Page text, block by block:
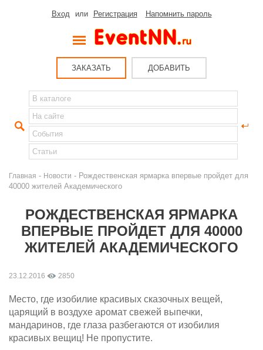
Вход или Регистрация Напомнить пароль
ЗАКАЗАТЬ ДОБАВИТЬ
Главная - Новости - Рождественская ярмарка впервые пройдет для
40000 жителей Академического
РОЖДЕСТВЕНСКАЯ ЯРМАРКА
ВПЕРВЫЕ ПРОЙДЕТ ДЛЯ 40000
ЖИТЕЛЕЙ АКАДЕМИЧЕСКОГО
23.12.2016 2850
Место, где изобилие красивых сказочных вещей,
царящий в воздухе аромат свежей выпечки,
мандаринов, где глаза разбегаются от изобилия
красивых вещиц! Не пропустите.